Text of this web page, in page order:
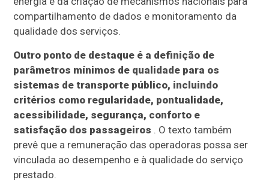
compartilhamento de dados e monitoramento da
qualidade dos serviços.
Outro ponto de destaque é a definição de
parâmetros mínimos de qualidade para os
sistemas de transporte público, incluindo
critérios como regularidade, pontualidade,
acessibilidade, segurança, conforto e
satisfação dos passageiros . O texto também
prevê que a remuneração das operadoras possa ser
vinculada ao desempenho e à qualidade do serviço
prestado.